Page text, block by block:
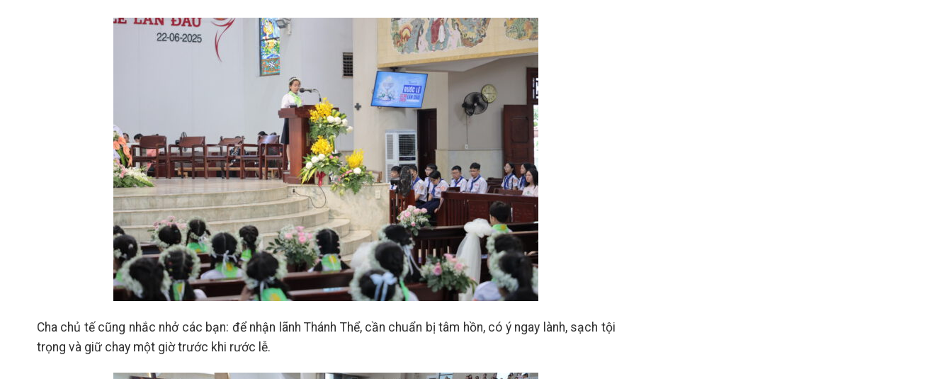
Cha chủ tế cũng nhắc nhở các bạn: để nhận lãnh Thánh Thể, cần chuẩn bị tâm hồn, có ý ngay lành, sạch tội
trọng và giữ chay một giờ trước khi rước lễ.